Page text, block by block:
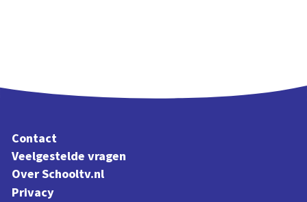
Contact
Veelgestelde vragen
Over Schooltv.nl
Privacy